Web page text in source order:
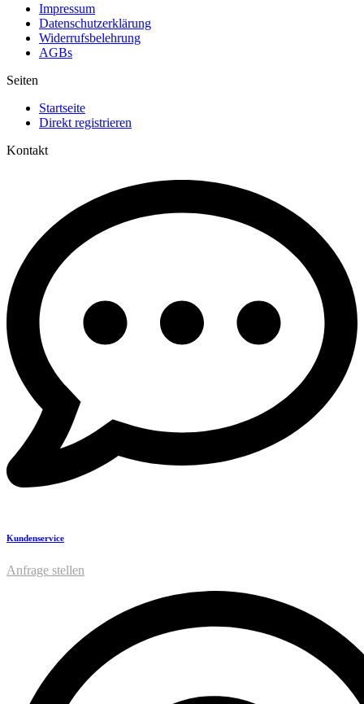
Impressum
Datenschutzerklärung
Widerrufsbelehrung
AGBs
Seiten
Startseite
Direkt registrieren
Kontakt
Kundenservice
Anfrage stellen